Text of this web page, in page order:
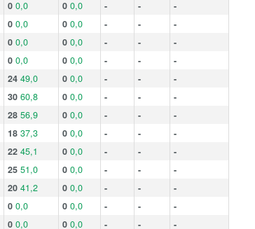
0 0,0 0 0,0 - -
-
0 0,0 0 0,0 - -
-
0 0,0 0 0,0 - -
-
0 0,0 0 0,0 - -
-
24 49,0 0 0,0 - -
-
30 60,8 0 0,0 - -
-
28 56,9 0 0,0 - -
-
18 37,3 0 0,0 - -
-
22 45,1 0 0,0 - -
-
25 51,0 0 0,0 - -
-
20 41,2 0 0,0 - -
-
0 0,0 0 0,0 - -
-
0 0,0 0 0,0 - -
-